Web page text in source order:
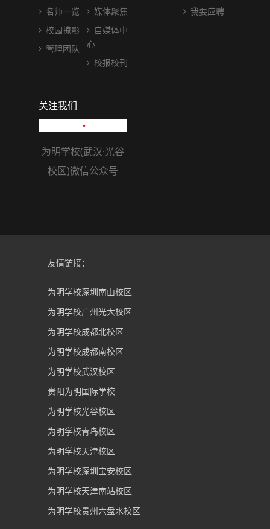
名师一览
校园掠影
管理团队
媒体聚焦
自媒体中
心
校报校刊
我要应聘
关注我们
为明学校(武汉·光谷
校区)微信公众号
友情链接：
为明学校深圳南山校区
为明学校广州光大校区
为明学校成都北校区
为明学校成都南校区
为明学校武汉校区
贵阳为明国际学校
为明学校光谷校区
为明学校青岛校区
为明学校天津校区
为明学校深圳宝安校区
为明学校天津南站校区
为明学校贵州六盘水校区